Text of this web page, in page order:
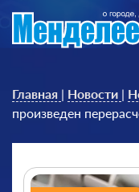
Главная | Новости |
произведен